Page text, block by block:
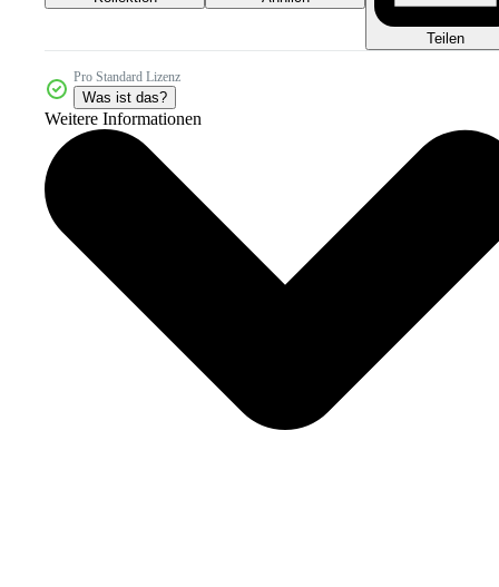
Teilen
Pro Standard Lizenz
Was ist das?
Weitere Informationen